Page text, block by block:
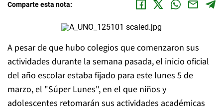
Comparte esta nota:
A pesar de que hubo colegios que comenzaron sus
actividades durante la semana pasada, el inicio oficial
del año escolar estaba fijado para este lunes 5 de
marzo, el "Súper Lunes", en el que niños y
adolescentes retomarán sus actividades académicas